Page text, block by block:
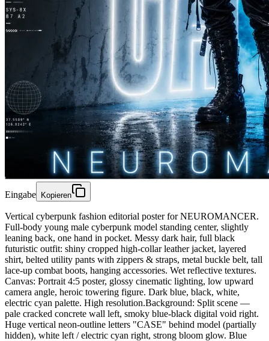
Eingabe Kopieren
Vertical cyberpunk fashion editorial poster for NEUROMANCER.
Full-body young male cyberpunk model standing center, slightly
leaning back, one hand in pocket. Messy dark hair, full black
futuristic outfit: shiny cropped high-collar leather jacket, layered
shirt, belted utility pants with zippers & straps, metal buckle belt, tall
lace-up combat boots, hanging accessories. Wet reflective textures.
Canvas: Portrait 4:5 poster, glossy cinematic lighting, low upward
camera angle, heroic towering figure. Dark blue, black, white,
electric cyan palette. High resolution.Background: Split scene —
pale cracked concrete wall left, smoky blue-black digital void right.
Huge vertical neon-outline letters "CASE" behind model (partially
hidden), white left / electric cyan right, strong bloom glow. Blue